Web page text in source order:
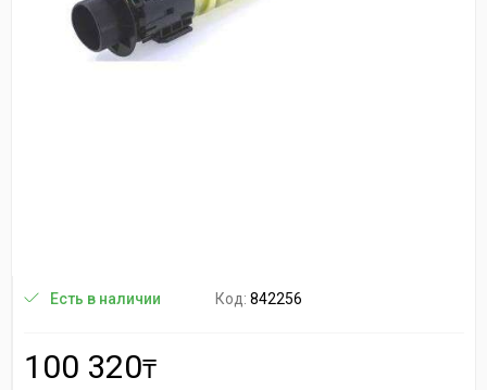
Есть в наличии Код: 842256
100 320₸